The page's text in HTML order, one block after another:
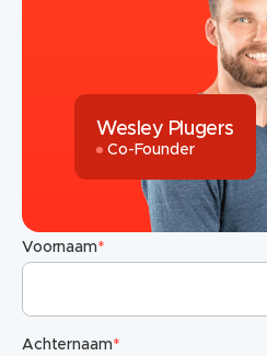
Wesley Plugers
Co-Founder
Voornaam*
Achternaam*